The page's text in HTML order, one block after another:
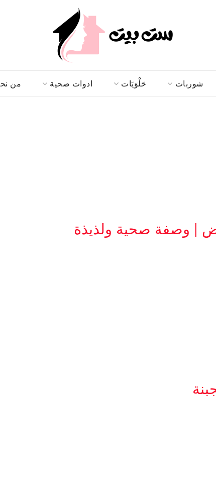
شوربات حَلْوَيَات ادوات صحية من
| وصفة صحية ولذيذة